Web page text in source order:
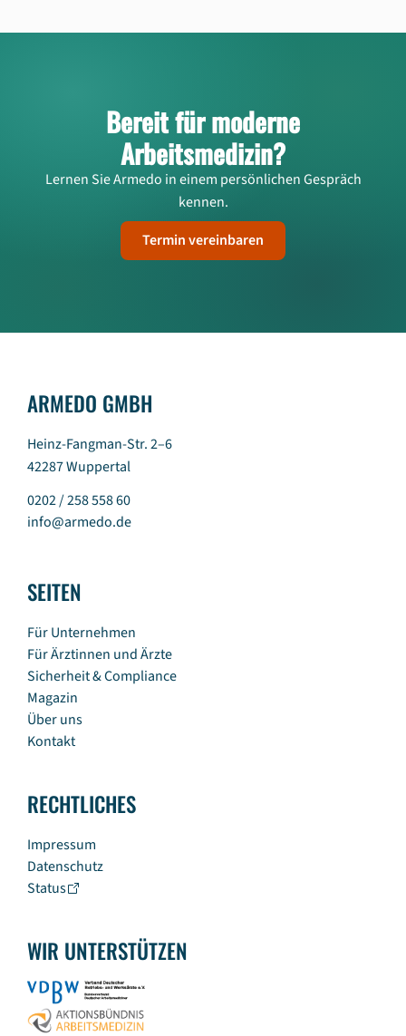
Betriebsarzt plötzlich in der
Bereit für moderne
Arbeitsmedizin?
Lernen Sie Armedo in einem persönlichen Gespräch
kennen.
Termin vereinbaren
ARMEDO GMBH
Heinz-Fangman-Str. 2–6
42287 Wuppertal
0202 / 258 558 60
info@armedo.de
SEITEN
Für Unternehmen
Für Ärztinnen und Ärzte
Sicherheit & Compliance
Magazin
Über uns
Kontakt
RECHTLICHES
Impressum
Datenschutz
Status
WIR UNTERSTÜTZEN